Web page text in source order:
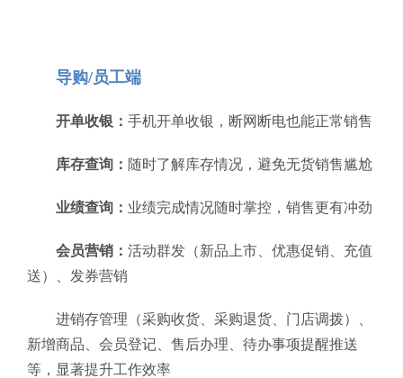
导购/员工端
开单收银： 手机开单收银，断网断电也能正常销售
库存查询： 随时了解库存情况，避免无货销售尴尬
业绩查询： 业绩完成情况随时掌控，销售更有冲劲
会员营销： 活动群发（新品上市、优惠促销、充值
送）、发券营销
进销存管理（采购收货、采购退货、门店调拨）、
新增商品、会员登记、售后办理、待办事项提醒推送
等，显著提升工作效率